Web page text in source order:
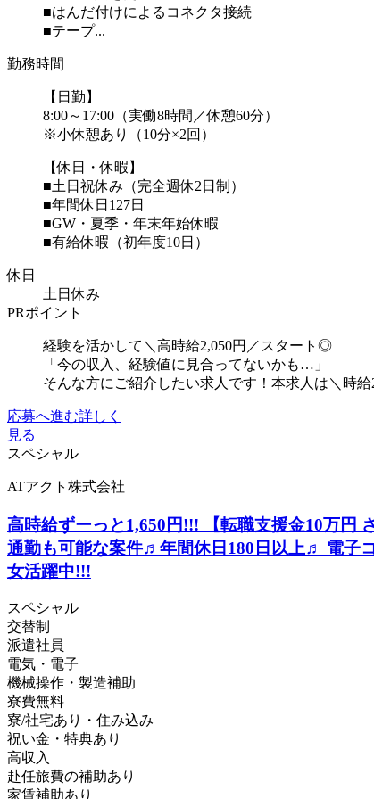
■はんだ付けによるコネクタ接続
■テープ...
勤務時間
【日勤】
8:00～17:00（実働8時間／休憩60分）
※小休憩あり（10分×2回）
【休日・休暇】
■土日祝休み（完全週休2日制）
■年間休日127日
■GW・夏季・年末年始休暇
■有給休暇（初年度10日）
休日
土日休み
PRポイント
経験を活かして＼高時給2,050円／スタート◎
「今の収入、経験値に見合ってないかも…」
そんな方にご紹介したい求人です！本求人は＼時
応募へ進む詳しく
見る
スペシャル
ATアクト株式会社
高時給ずーっと1,650円!!! 【転職支援金10万円
通勤も可能な案件♬年間休日180日以上♬ 電子
女活躍中!!!
スペシャル
交替制
派遣社員
電気・電子
機械操作・製造補助
寮費無料
寮/社宅あり・住み込み
祝い金・特典あり
高収入
赴任旅費の補助あり
家賃補助あり